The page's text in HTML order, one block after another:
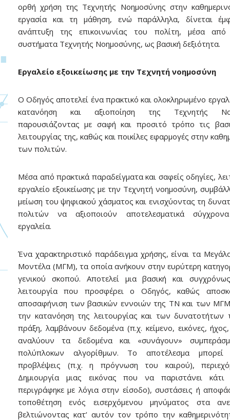
ορθή χρήση της Τεχνητής Νοημοσύνης στην
εργασία και τη μάθηση, ενώ παράλληλα, δίνεται
ανάπτυξη της επικοινωνίας του πολίτη, μέσα από
συστήματα Τεχνητής Νοημοσύνης, ως βασική δεξιότητα.
Eργαλείο εξοικείωσης με την Τεχνητή νοημοσύνη
Ο Οδηγός αποτελεί ένα πρακτικό και ολοκληρωμένο
κατανόηση και αξιοποίηση της Τεχνητής
παρουσιάζοντας με σαφή και προσιτό τρόπο τις
λειτουργίας της, καθώς και ποικίλες εφαρμογές στην
των πολιτών.
Μέσα από πρακτικά παραδείγματα και σαφείς οδηγίες,
εργαλείο εξοικείωσης με την Τεχνητή νοημοσύνη,
μείωση του ψηφιακού χάσματος και ενισχύοντας τη
πολιτών να αξιοποιούν αποτελεσματικά
εργαλεία.
Ένα χαρακτηριστικό παράδειγμα χρήσης, είναι τα
Μοντέλα (ΜΓΜ), τα οποία ανήκουν στην ευρύτερη
γενικού σκοπού. Αποτελεί μια βασική και
λειτουργία που προσφέρει ο Οδηγός, καθώς
αποσαφήνιση των βασικών εννοιών της ΤΝ και των
την κατανόηση της λειτουργίας και των δυνατοτήτων
πράξη, λαμβάνουν δεδομένα (π.χ. κείμενο, εικόνες,
αναλύουν τα δεδομένα και «συνάγουν»
πολύπλοκων αλγορίθμων. Το αποτέλεσμα μπορεί
προβλέψεις (π.χ. η πρόγνωση του καιρού),
Δημιουργία μιας εικόνας που να παριστάνει
περιγράφηκε με λόγια στην είσοδο), συστάσεις ή
τοποθέτηση ενός εισερχόμενου μηνύματος στα
βελτιώνοντας κατ’ αυτόν τον τρόπο την